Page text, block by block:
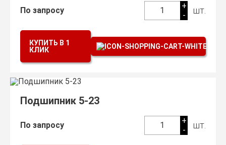
По запросу 1
+
-
шт.
КУПИТЬ В 1
КЛИК
Подшипник 5-23
По запросу 1
+
-
шт.